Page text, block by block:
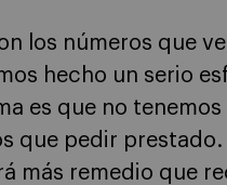
los números que
hecho un serio
es que no
que pedir
más remedio que